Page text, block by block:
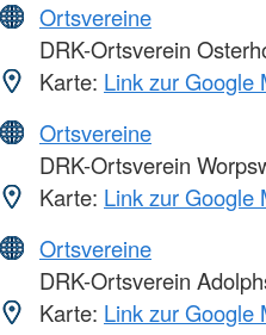
Ortsvereine
DRK-Ortsverein
Karte: Link zur Google
Ortsvereine
DRK-Ortsverein
Karte: Link zur Google
Ortsvereine
DRK-Ortsverein
Karte: Link zur Google